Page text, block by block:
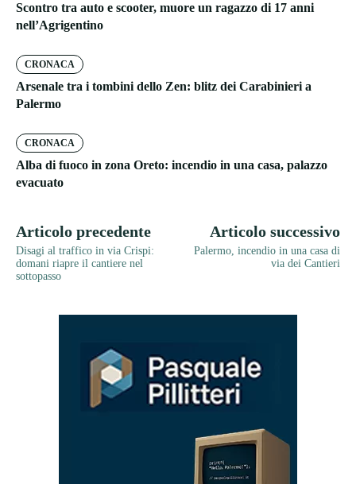
Scontro tra auto e scooter, muore un ragazzo di 17 anni
nell’Agrigentino
CRONACA
Arsenale tra i tombini dello Zen: blitz dei Carabinieri a
Palermo
CRONACA
Alba di fuoco in zona Oreto: incendio in una casa, palazzo
evacuato
Articolo precedente
Disagi al traffico in via Crispi:
domani riapre il cantiere nel
sottopasso
Articolo successivo
Palermo, incendio in una casa di
via dei Cantieri